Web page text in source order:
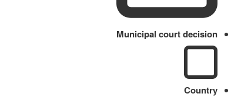
Municipal court decision
Country